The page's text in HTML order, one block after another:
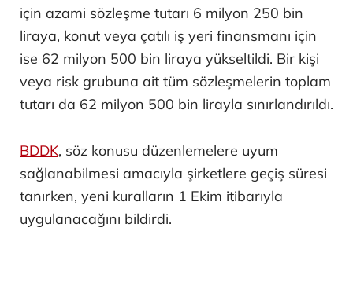
için azami sözleşme tutarı 6 milyon 250 bin
liraya, konut veya çatılı iş yeri finansmanı için
ise 62 milyon 500 bin liraya yükseltildi. Bir kişi
veya risk grubuna ait tüm sözleşmelerin toplam
tutarı da 62 milyon 500 bin lirayla sınırlandırıldı.
BDDK, söz konusu düzenlemelere uyum
sağlanabilmesi amacıyla şirketlere geçiş süresi
tanırken, yeni kuralların 1 Ekim itibarıyla
uygulanacağını bildirdi.